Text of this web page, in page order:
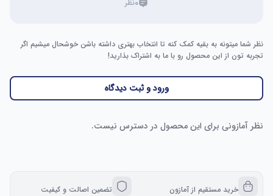
۰نظر
نظر شما میتونه به بقیه کمک کنه تا انتخاب بهتری داشته باشن خوشحال میشیم اگر
تجربه تون از این محصول رو با ما به اشتراک بذارید!
ورود و ثبت دیدگاه
نظر آمازونی برای این محصول در دسترس نیست.
خرید مستقیم از آمازون تضمین اصالت و کیفیت